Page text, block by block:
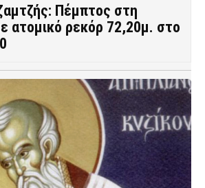
Πέμπτος στη
ατομικό ρεκόρ 72,20μ. στο